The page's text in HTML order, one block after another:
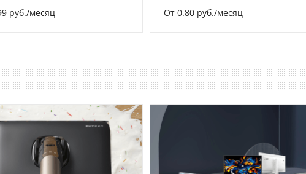
руб./месяц От 0.80 руб./месяц